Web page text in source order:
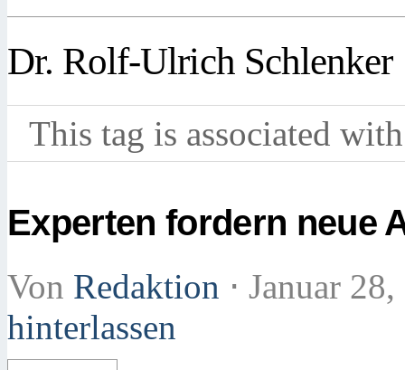
Dr. Rolf-Ulrich Schlenker
This tag is associated
Experten fordern neue
Von Redaktion ⋅ Januar
hinterlassen